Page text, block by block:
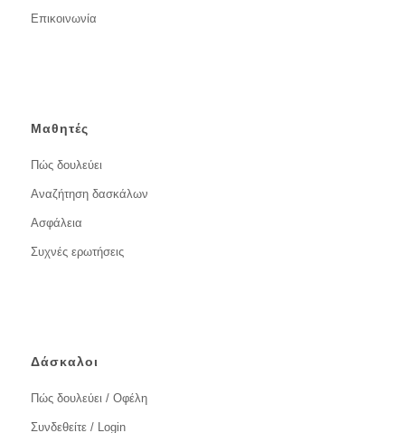
Επικοινωνία
Μαθητές
Πώς δουλεύει
Αναζήτηση δασκάλων
Ασφάλεια
Συχνές ερωτήσεις
Δάσκαλοι
Πώς δουλεύει / Οφέλη
Συνδεθείτε / Login